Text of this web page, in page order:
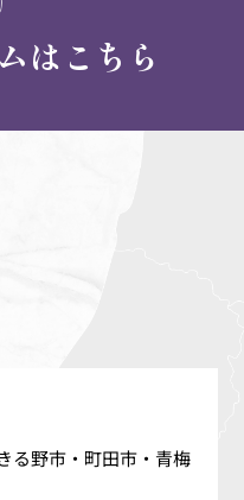
はこちら
る野市・町田市・青梅